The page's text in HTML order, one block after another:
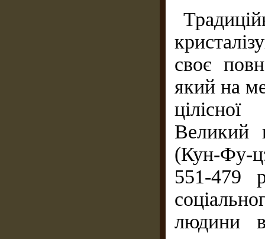
своє
який на
Великий
(Кун-Фу-
551-479
людини